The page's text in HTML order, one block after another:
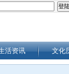
活资讯 文化